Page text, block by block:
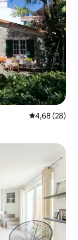
Priemerné
4,68 (28)